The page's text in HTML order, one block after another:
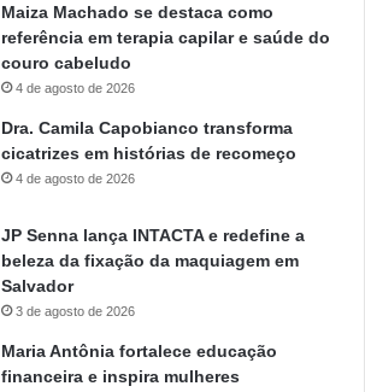
Maiza Machado se destaca como
referência em terapia capilar e saúde do
couro cabeludo
4 de agosto de 2026
Dra. Camila Capobianco transforma
cicatrizes em histórias de recomeço
4 de agosto de 2026
JP Senna lança INTACTA e redefine a
beleza da fixação da maquiagem em
Salvador
3 de agosto de 2026
Maria Antônia fortalece educação
financeira e inspira mulheres